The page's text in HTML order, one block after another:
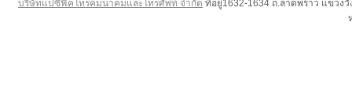
บริษัทแปซิฟิคโทรคมนาคมและโทรศัพท์ จำกัด ที่อยู่1632-1634 ถ.ลาดพร้าว แขวง